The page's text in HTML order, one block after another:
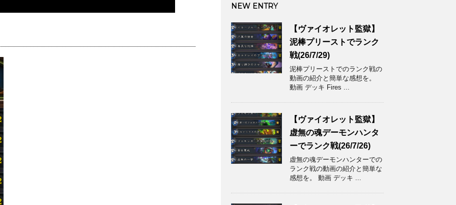
NEW ENTRY
【ヴァイオレット監獄】
泥棒プリーストでランク
戦(26/7/29)
泥棒プリーストでのランク戦の
動画の紹介と簡単な感想を。
動画 デッキ Fires ...
【ヴァイオレット監獄】
虚無の魂デーモンハンタ
ーでランク戦(26/7/26)
虚無の魂デーモンハンターでの
ランク戦の動画の紹介と簡単な
感想を。 動画 デッキ ...